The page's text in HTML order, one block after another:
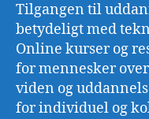
Tilgangen til
betydeligt med
Online kurser og
for mennesker
viden og
for individuel og